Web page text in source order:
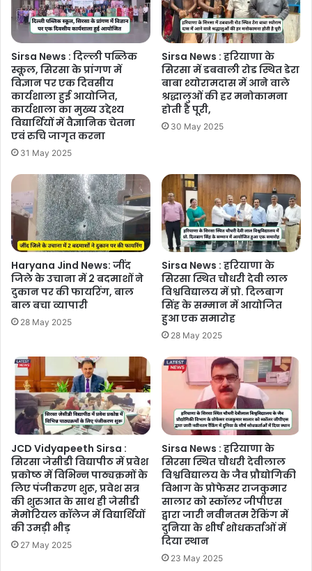
Sirsa News : दिल्ली पब्लिक
स्कूल, सिरसा के प्रांगण में
विज्ञान पर एक दिवसीय
कार्यशाला हुई आयोजित,
कार्यशाला का मुख्य उद्देश्य
विद्यार्थियों में वैज्ञानिक चेतना
एवं रुचि जागृत करना
31 May 2025
Sirsa News : हरियाणा के
सिरसा में डबवाली रोड स्थित डेरा
बाबा श्योरामदास में आने वाले
श्रद्धालुओं की हर मनोकामना
होती है पूरी,
30 May 2025
Haryana Jind News: जींद
जिले के उचाना में 2 बदमाशों ने
दुकान पर की फायरिंग, बाल
बाल बचा व्यापारी
28 May 2025
Sirsa News : हरियाणा के
सिरसा स्थित चौधरी देवी लाल
विश्वविद्यालय में प्रो. दिलबाग
सिंह के सम्मान में आयोजित
हुआ एक समारोह
28 May 2025
JCD Vidyapeeth Sirsa :
सिरसा जेसीडी विद्यापीठ में प्रवेश
प्रकोष्ठ में विभिन्न पाठ्यक्रमों के
लिए पंजीकरण शुरू, प्रवेश सत्र
की शुरुआत के साथ ही जेसीडी
मेमोरियल कॉलेज में विद्यार्थियों
की उमड़ी भीड़
27 May 2025
Sirsa News : हरियाणा के
सिरसा स्थित चौधरी देवीलाल
विश्वविद्यालय के जैव प्रौद्योगिकी
विभाग के प्रोफेसर राजकुमार
सालार को स्कॉलर जीपीएस
द्वारा जारी नवीनतम रैंकिंग में
दुनिया के शीर्ष शोधकर्ताओं में
दिया स्थान
23 May 2025